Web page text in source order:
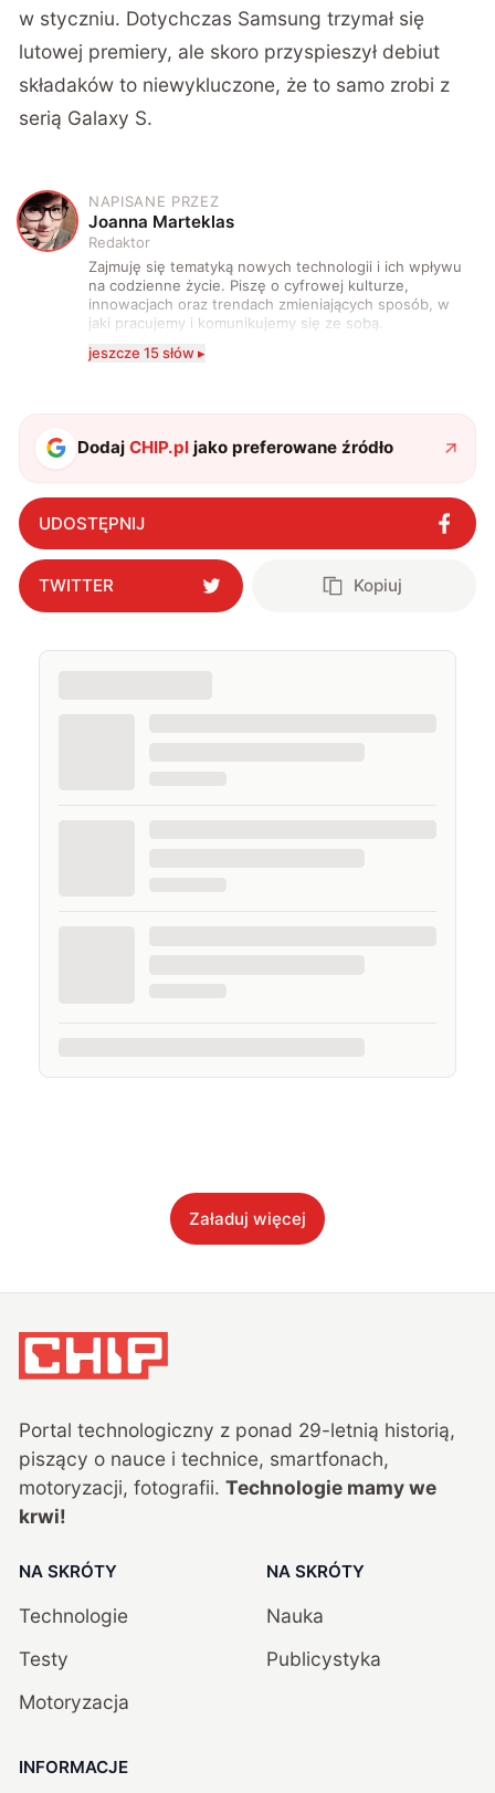
w styczniu. Dotychczas Samsung trzymał się
lutowej premiery, ale skoro przyspieszył debiut
składaków to niewykluczone, że to samo zrobi z
serią Galaxy S.
J
NAPISANE PRZEZ
Joanna Marteklas
Redaktor
Zajmuję się tematyką nowych technologii i ich wpływu
na codzienne życie. Piszę o cyfrowej kulturze,
innowacjach oraz trendach zmieniających sposób, w
jaki pracujemy i komunikujemy się ze sobą.
technologii a współczesną popkulturą. W wolnych
jeszcze 15 słów ▸
DodajCHIP.pl jako preferowane źródło
UDOSTĘPNIJ
TWITTER Kopiuj
Załaduj więcej
Portal technologiczny z ponad 29-letnią historią,
piszący o nauce i technice, smartfonach,
motoryzacji, fotografii. Technologie mamy we
krwi!
NA SKRÓTY
Technologie
Testy
Motoryzacja
NA SKRÓTY
Nauka
Publicystyka
INFORMACJE